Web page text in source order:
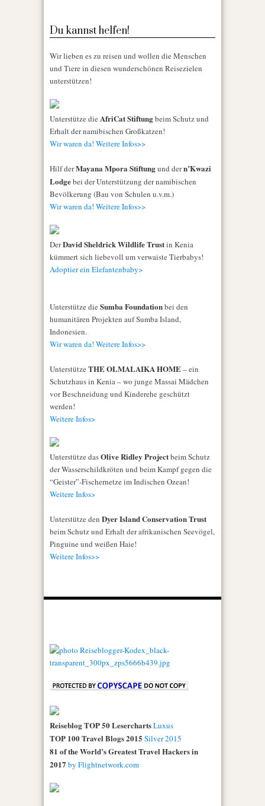
Du kannst helfen!
Wir lieben es zu reisen und wollen die Menschen
und Tiere in diesen wunderschönen Reisezielen
unterstützen!
Unterstütze die AfriCat Stiftungbeim Schutz und
Erhalt der namibischen Großkatzen!
Wir waren da! Weitere Infos>>
Hilf derMayana Mpora Stiftungund dern’Kwazi
Lodgebei der Unterstützung der namibischen
Bevölkerung (Bau von Schulen u.v.m.)
Wir waren da! Weitere Infos>>
DerDavid Sheldrick Wildlife Trustin Kenia
kümmert sich liebevoll um verwaiste Tierbabys!
Adoptier ein Elefantenbaby>
Unterstütze die Sumba Foundationbei den
humanitären Projekten auf Sumba Island,
Indonesien.
Wir waren da! Weitere Infos>>
Unterstütze THE OLMALAIKA HOME– ein
Schutzhaus in Kenia – wo junge Massai Mädchen
vor Beschneidung und Kinderehe geschützt
werden!
Weitere Infos>
Unterstütze dasOlive Ridley Projectbeim Schutz
der Wasserschildkröten und beim Kampf gegen die
“Geister”-Fischernetze im Indischen Ozean!
Weitere Infos>
Unterstütze den Dyer Island Conservation Trust
beim Schutz und Erhalt der afrikanischen Seevögel,
Pinguine und weißen Haie!
Weitere Infos>>
Reiseblog TOP 50 LeserchartsLuxus
TOP 100 Travel Blogs 2015 Silver 2015
81 of the World’s Greatest Travel Hackers in
2017 by Flightnetwork.com